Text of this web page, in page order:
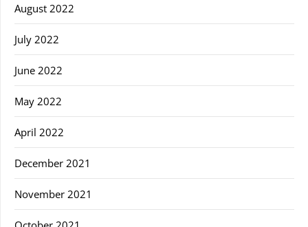
August 2022
July 2022
June 2022
May 2022
April 2022
December 2021
November 2021